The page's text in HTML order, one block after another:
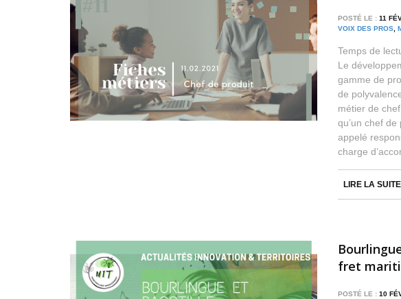
POSTÉ LE : 11
VOIX DES PROS
Temps de
Le
gamme de
de
métier de
qu’un chef
appelé
charge
LIRE LA SUITE
fret
POSTÉ LE : 10